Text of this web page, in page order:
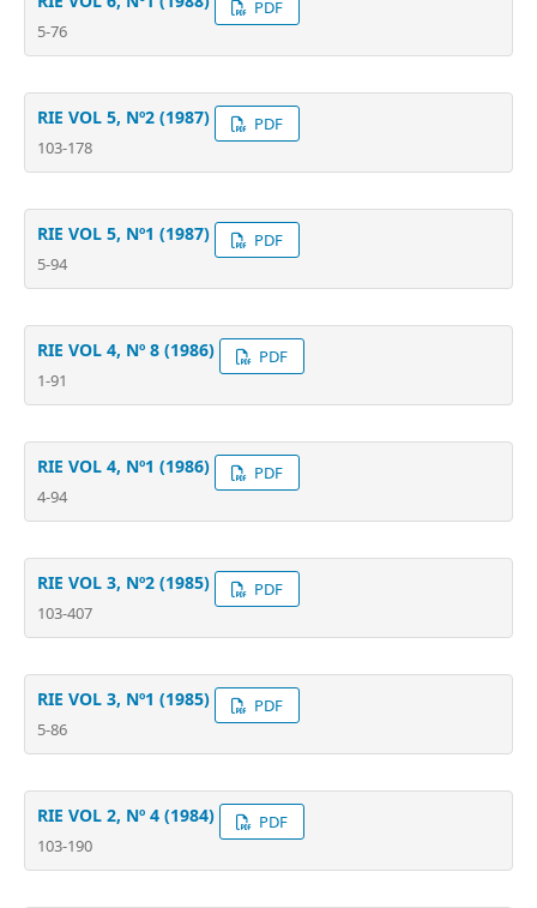
5-76
PDF
RIE VOL 5, Nº2 (1987)
103-178
PDF
RIE VOL 5, Nº1 (1987)
5-94
PDF
RIE VOL 4, Nº 8 (1986)
1-91
PDF
RIE VOL 4, Nº1 (1986)
4-94
PDF
RIE VOL 3, Nº2 (1985)
103-407
PDF
RIE VOL 3, Nº1 (1985)
5-86
PDF
RIE VOL 2, Nº 4 (1984)
103-190
PDF